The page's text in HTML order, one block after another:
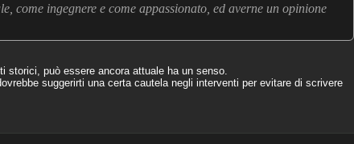
come ingegnere e come appassionato, ed averne un opinione
storici, può essere ancora attuale ha un senso.
suggerirti una certa cautela negli interventi per evitare di scrivere